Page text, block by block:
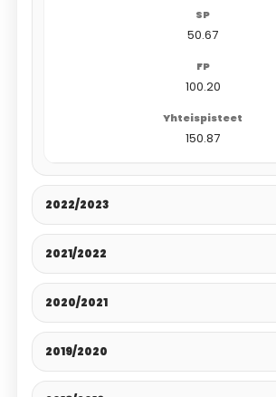
50.67
100.20
150.87
2022/2023
2021/2022
2020/2021
2019/2020